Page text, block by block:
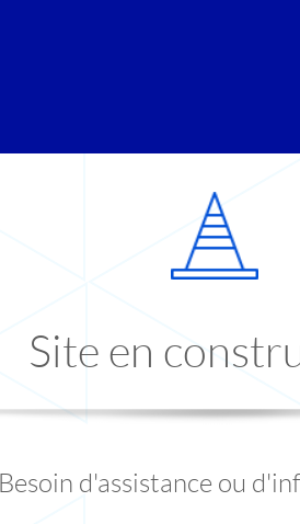
Site en
Besoin d'assistance ou